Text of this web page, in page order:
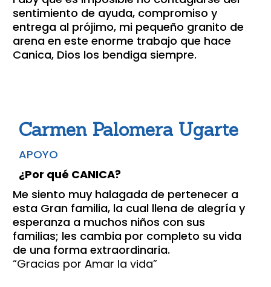
sentimiento de ayuda, compromiso y
entrega al prójimo, mi pequeño granito de
arena en este enorme trabajo que hace
Canica, Dios los bendiga siempre.
Carmen Palomera Ugarte
APOYO
¿Por qué CANICA?
Me siento muy halagada de pertenecer a
esta Gran familia, la cual llena de alegría y
esperanza a muchos niños con sus
familias; les cambia por completo su vida
de una forma extraordinaria.
“Gracias por Amar la vida”